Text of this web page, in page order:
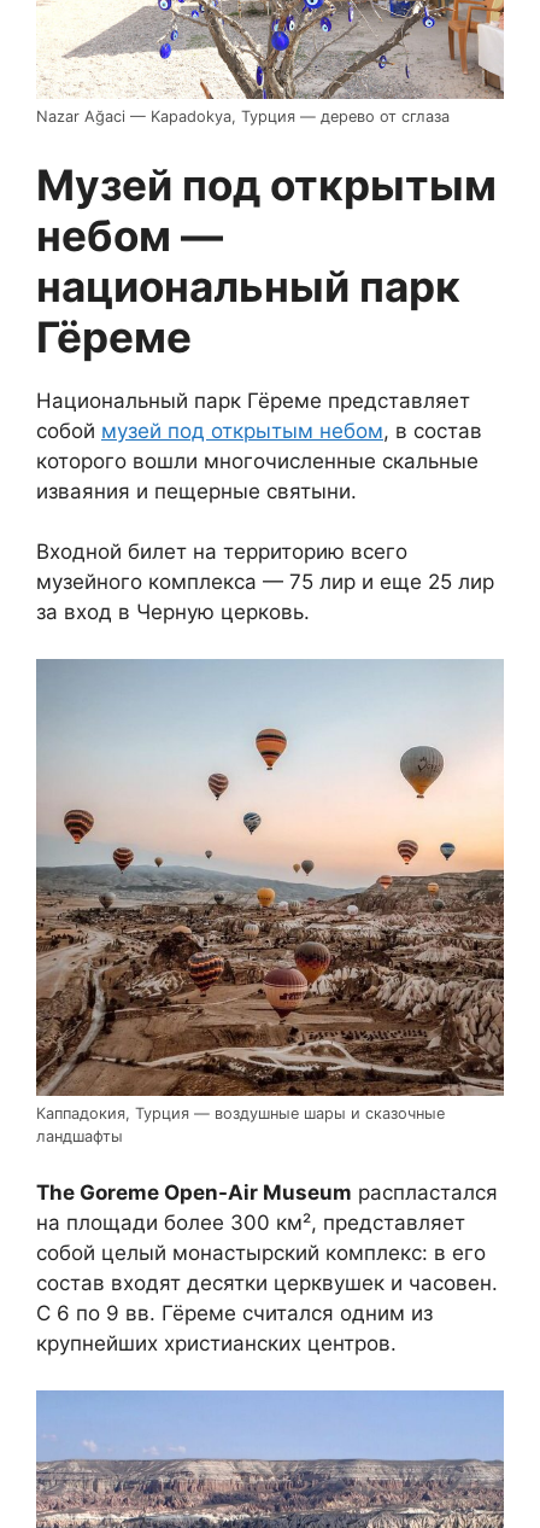
Nazar Ağaci — Kapadokya, Турция — дерево от сглаза
Музей под открытым
небом —
национальный парк
Гёреме
Национальный парк Гёреме представляет
собой музей под открытым небом, в состав
которого вошли многочисленные скальные
изваяния и пещерные святыни.
Входной билет на территорию всего
музейного комплекса — 75 лир и еще 25 лир
за вход в Черную церковь.
Каппадокия, Турция — воздушные шары и сказочные
ландшафты
The Goreme Open-Air Museum распластался
на площади более 300 км², представляет
собой целый монастырский комплекс: в его
состав входят десятки церквушек и часовен.
С 6 по 9 вв. Гёреме считался одним из
крупнейших христианских центров.